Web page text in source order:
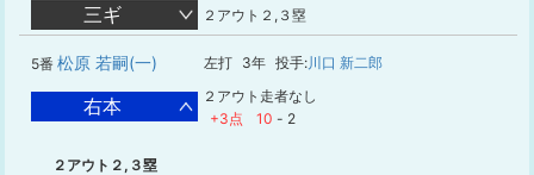
三ギ ２アウト２,３塁
5番 松原 若嗣(一) 左打 3年 投手:川口 新二郎
右本
２アウト走者なし
+3点
10 - 2
２アウト２,３塁